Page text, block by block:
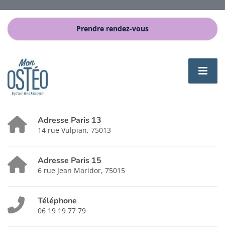
Prendre rendez-vous
Adresse Paris 13
14 rue Vulpian, 75013
Adresse Paris 15
6 rue Jean Maridor, 75015
Téléphone
06 19 19 77 79